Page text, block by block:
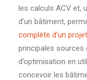
les calculs ACV et,
d’un bâtiment,
complète d’un projet
principales sources
d’optimisation en
concevoir les